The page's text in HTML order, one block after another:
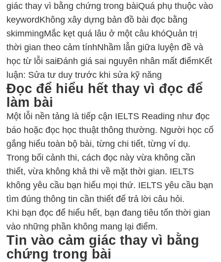
giác thay vì bằng chứng trong bàiQuá phụ thuộc vào
keywordKhông xây dựng bản đồ bài đọc bằng
skimmingMắc kẹt quá lâu ở một câu khóQuản trị
thời gian theo cảm tínhNhầm lẫn giữa luyện đề và
học từ lỗi saiĐánh giá sai nguyên nhân mất điểmKết
luận: Sửa tư duy trước khi sửa kỹ năng
Đọc để hiểu hết thay vì đọc để
làm bài
Một lỗi nền tảng là tiếp cận IELTS Reading như đọc
báo hoặc đọc học thuật thông thường. Người học cố
gắng hiểu toàn bộ bài, từng chi tiết, từng ví dụ.
Trong bối cảnh thi, cách đọc này vừa không cần
thiết, vừa không khả thi về mặt thời gian. IELTS
không yêu cầu bạn hiểu mọi thứ. IELTS yêu cầu bạn
tìm đúng thông tin cần thiết để trả lời câu hỏi.
Khi bạn đọc để hiểu hết, bạn đang tiêu tốn thời gian
vào những phần không mang lại điểm.
Tin vào cảm giác thay vì bằng
chứng trong bài